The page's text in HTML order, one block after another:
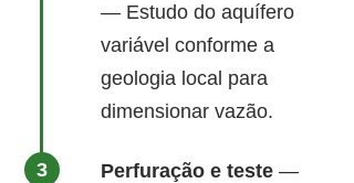
— Estudo do aquífero
variável conforme a
geologia local para
dimensionar vazão.
Perfuração e teste —